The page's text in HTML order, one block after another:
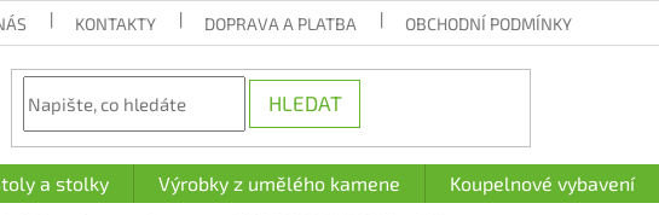
KONTAKTY DOPRAVA A PLATBA OBCHODNÍ PODMÍNKY
HLEDAT
a stolky Výrobky z umělého kamene Koupelnové vybavení